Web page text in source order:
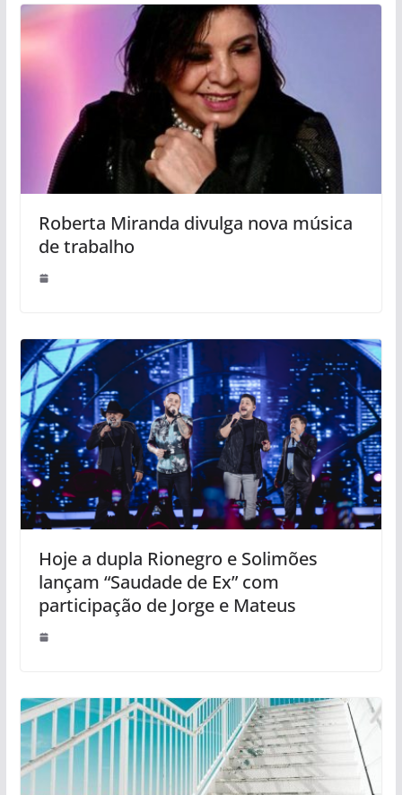
Roberta Miranda divulga nova música
de trabalho
Hoje a dupla Rionegro e Solimões
lançam “Saudade de Ex” com
participação de Jorge e Mateus